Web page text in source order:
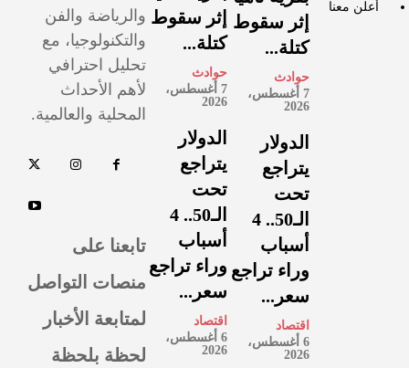
أعلن معنا
إثر سقوط
كتلة...
حوادث
7 أغسطس،
2026
الدولار
يتراجع
تحت
الـ50.. 4
أسباب
وراء تراجع
سعر...
اقتصاد
6 أغسطس،
2026
إثر سقوط
كتلة...
حوادث
7 أغسطس،
2026
الدولار
يتراجع
تحت
الـ50.. 4
أسباب
وراء تراجع
سعر...
اقتصاد
6 أغسطس،
2026
والرياضة والفن
والتكنولوجيا، مع
تحليل احترافي
لأهم الأحداث
المحلية والعالمية.
تابعنا على
منصات التواصل
لمتابعة الأخبار
لحظة بلحظة